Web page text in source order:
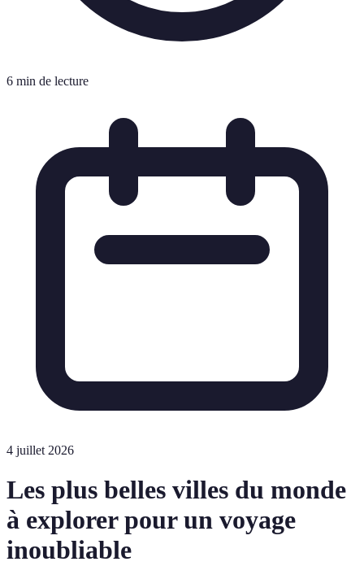
6 min de lecture
4 juillet 2026
Les plus belles villes du monde
à explorer pour un voyage
inoubliable